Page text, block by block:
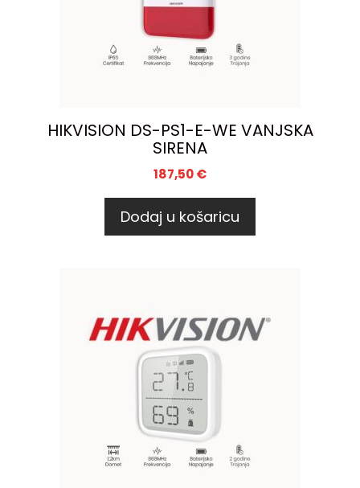
HIKVISION DS-PS1-E-WE VANJSKA
SIRENA
187,50€
Dodaj u košaricu